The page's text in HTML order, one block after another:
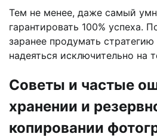
Тем не менее, даже самый
гарантировать 100% успеха.
заранее продумать
надеяться исключительно на
Советы и частые
хранении и
копировании